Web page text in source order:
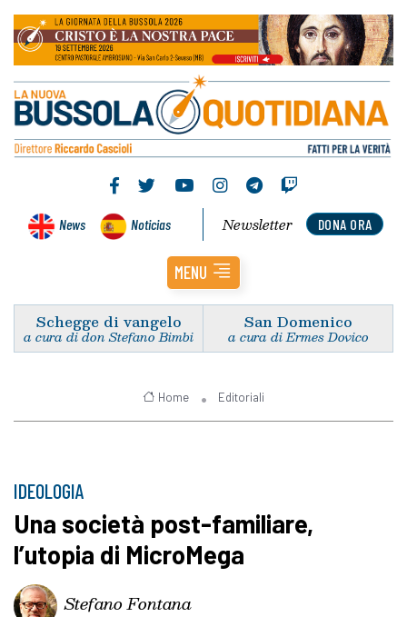
News Noticias DONA ORA
Newsletter
MENU
Schegge di vangelo
a cura di don Stefano Bimbi
San Domenico
a cura di Ermes Dovico
Home Editoriali
IDEOLOGIA
Una società post-familiare,
l’utopia di MicroMega
Stefano Fontana